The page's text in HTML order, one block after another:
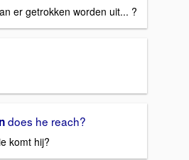
er getrokken worden uit... ?
does he reach?
komt hij?